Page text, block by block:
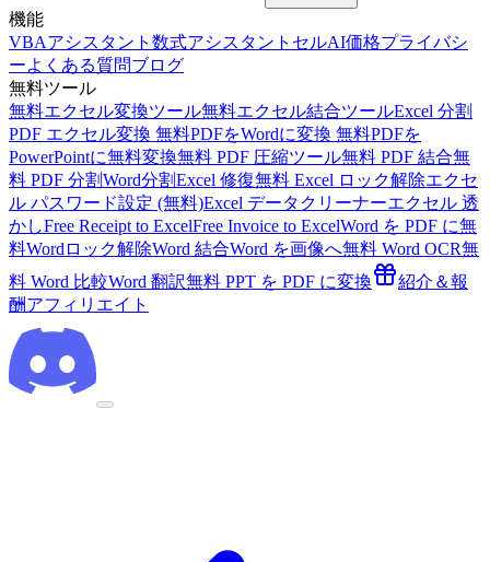
機能
VBAアシスタント 数式アシスタント セルAI価格プライバシ
ーよくある質問ブログ
無料ツール
無料エクセル変換ツール無料エクセル結合ツールExcel 分割
PDF エクセル変換 無料PDFをWordに変換 無料PDFを
PowerPointに無料変換無料 PDF 圧縮ツール無料 PDF 結合無
料 PDF 分割Word分割Excel 修復無料 Excel ロック解除エクセ
ル パスワード設定 (無料)Excel データクリーナーエクセル 透
かしFree Receipt to ExcelFree Invoice to ExcelWord を PDF に無
料Wordロック解除Word 結合Word を画像へ無料 Word OCR無
料 Word 比較Word 翻訳無料 PPT を PDF に変換
紹介＆報
酬アフィリエイト